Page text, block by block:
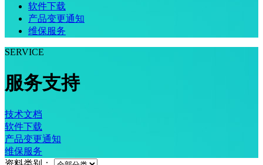
软件下载
产品变更通知
维保服务
SERVICE
服务支持
技术文档
软件下载
产品变更通知
维保服务